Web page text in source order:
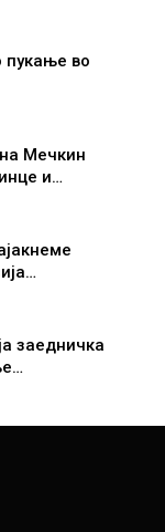
пукање во
Мечкин
и…
заедничка